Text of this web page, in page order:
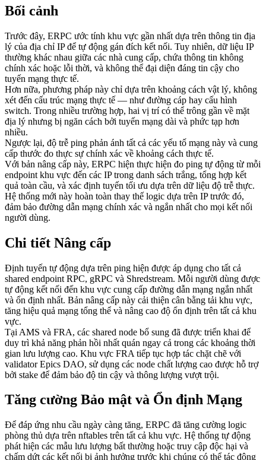
Bối cảnh
Trước đây, ERPC ước tính khu vực gần nhất dựa trên thông tin địa
lý của địa chỉ IP để tự động gán đích kết nối. Tuy nhiên, dữ liệu IP
thường khác nhau giữa các nhà cung cấp, chứa thông tin không
chính xác hoặc lỗi thời, và không thể đại diện đáng tin cậy cho
tuyến mạng thực tế.
Hơn nữa, phương pháp này chỉ dựa trên khoảng cách vật lý, không
xét đến cấu trúc mạng thực tế — như đường cáp hay cấu hình
switch. Trong nhiều trường hợp, hai vị trí có thể trông gần về mặt
địa lý nhưng bị ngăn cách bởi tuyến mạng dài và phức tạp hơn
nhiều.
Ngược lại, độ trễ ping phản ánh tất cả các yếu tố mạng này và cung
cấp thước đo thực sự chính xác về khoảng cách thực tế.
Với bản nâng cấp này, ERPC hiện thực hiện đo ping tự động từ mỗi
endpoint khu vực đến các IP trong danh sách trắng, tổng hợp kết
quả toàn cầu, và xác định tuyến tối ưu dựa trên dữ liệu độ trễ thực.
Hệ thống mới này hoàn toàn thay thế logic dựa trên IP trước đó,
đảm bảo đường dẫn mạng chính xác và ngắn nhất cho mọi kết nối
người dùng.
Chi tiết Nâng cấp
Định tuyến tự động dựa trên ping hiện được áp dụng cho tất cả
shared endpoint RPC, gRPC và Shredstream. Mỗi người dùng được
tự động kết nối đến khu vực cung cấp đường dẫn mạng ngắn nhất
và ổn định nhất. Bản nâng cấp này cải thiện cân bằng tải khu vực,
tăng hiệu quả mạng tổng thể và nâng cao độ ổn định trên tất cả khu
vực.
Tại AMS và FRA, các shared node bổ sung đã được triển khai để
duy trì khả năng phản hồi nhất quán ngay cả trong các khoảng thời
gian lưu lượng cao. Khu vực FRA tiếp tục hợp tác chặt chẽ với
validator Epics DAO, sử dụng các node chất lượng cao được hỗ trợ
bởi stake để đảm bảo độ tin cậy và thông lượng vượt trội.
Tăng cường Bảo mật và Ổn định Mạng
Để đáp ứng nhu cầu ngày càng tăng, ERPC đã tăng cường logic
phòng thủ dựa trên nftables trên tất cả khu vực. Hệ thống tự động
phát hiện các mẫu lưu lượng bất thường hoặc truy cập độc hại và
chấm dứt các kết nối bị ảnh hưởng trước khi chúng có thể tác động